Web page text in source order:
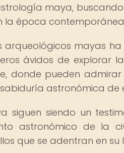
maya,
la época
arqueológicos mayas
ávidos de explorar
donde pueden
astronómica de
siguen siendo un
astronómico de la
que se adentran en su